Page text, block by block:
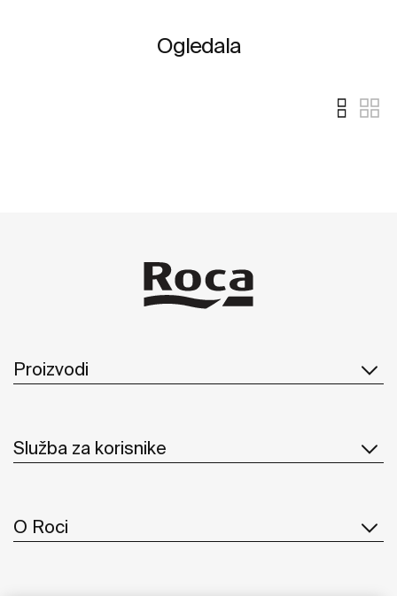
Ogledala
Proizvodi
Služba za korisnike
O Roci